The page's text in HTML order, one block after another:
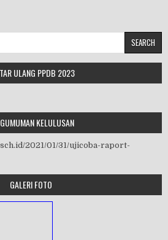
ULANG PPDB 2023
KELULUSAN
2021/01/31/ujicoba-raport-
GALERI FOTO